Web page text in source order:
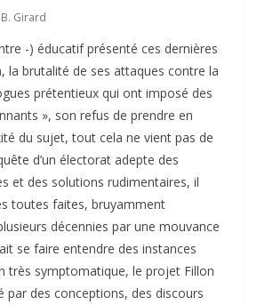
B. Girard
-) éducatif présenté ces dernières
la brutalité de ses attaques contre la
prétentieux qui ont imposé des
», son refus de prendre en
du sujet, tout cela ne vient pas de
d’un électorat adepte des
et des solutions rudimentaires, il
toutes faites, bruyamment
décennies par une mouvance
se faire entendre des instances
très symptomatique, le projet Fillon
par des conceptions, des discours